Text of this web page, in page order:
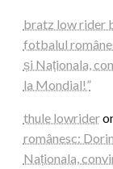
bratz low rider
fotbalul
și Naționala,
la Mondial!”
thule lowrider
românesc:
Naționala,